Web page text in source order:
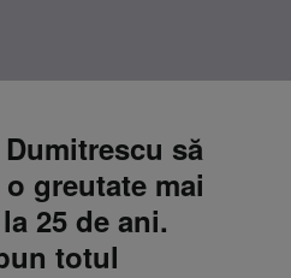
să
greutate mai
25 de ani.
totul